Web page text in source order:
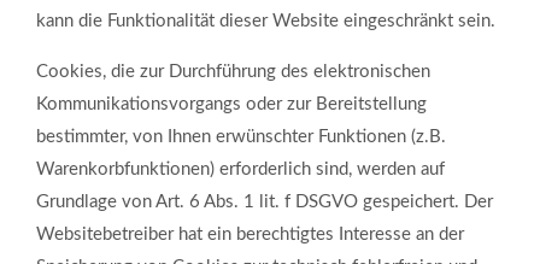
kann die Funktionalität dieser Website eingeschränkt sein.
Cookies, die zur Durchführung des elektronischen
Kommunikationsvorgangs oder zur Bereitstellung
bestimmter, von Ihnen erwünschter Funktionen (z.B.
Warenkorbfunktionen) erforderlich sind, werden auf
Grundlage von Art. 6 Abs. 1 lit. f DSGVO gespeichert. Der
Websitebetreiber hat ein berechtigtes Interesse an der